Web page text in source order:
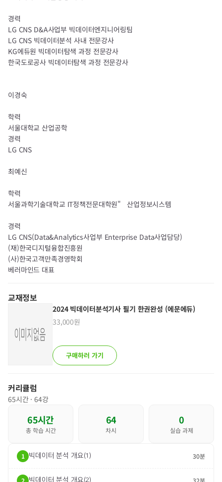
경력
LG CNS D&A사업부 빅데이터엔지니어링팀
LG CNS 빅데이터분석 사내 전문강사
KG에듀원 빅데이터탐색 과정 전문강사
한국도로공사 빅데이터탐색 과정 전문강사
이경숙
학력
서울대학교 산업공학
경력
LG CNS
최예신
학력
서울과학기술대학교 IT정책전문대학원"
산업정보시스템
경력
LG CNS(Data&Analytics사업부 Enterprise Data사업담당)
(재)한국디지털융합진흥원
(사)한국고객만족경영학회
베러마인드 대표 ​
교재정보
2024 빅데이터분석기사 필기 한권완성 (에문에듀)
33,000원
구매하러 가기
커리큘럼
65시간 · 64강
65시간
총 학습 시간
64
차시
0
실습 과제
1 빅데이터 분석 개요(1) 30분
2 빅데이터 분석 개요(2) 32분